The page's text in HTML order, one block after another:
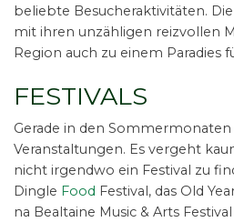
beliebte Besucheraktivitäten.
mit ihren unzähligen reizvollen
Region auch zu einem Paradies
FESTIVALS
Gerade in den
Veranstaltungen. Es vergeht
nicht irgendwo ein Festival zu
Dingle Food Festival, das Old
na Bealtaine Music & Arts